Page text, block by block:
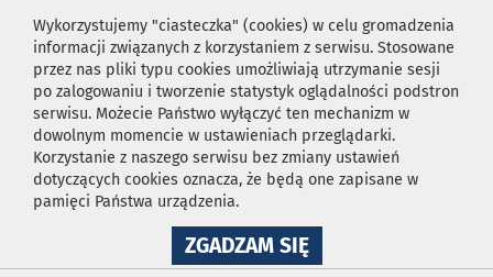
Wykorzystujemy "ciasteczka" (cookies) w celu gromadzenia
informacji związanych z korzystaniem z serwisu. Stosowane
przez nas pliki typu cookies umożliwiają utrzymanie sesji
po zalogowaniu i tworzenie statystyk oglądalności podstron
serwisu. Możecie Państwo wyłączyć ten mechanizm w
dowolnym momencie w ustawieniach przeglądarki.
Korzystanie z naszego serwisu bez zmiany ustawień
dotyczących cookies oznacza, że będą one zapisane w
pamięci Państwa urządzenia.
ZGADZAM SIĘNA
WYKORZYSTANIE